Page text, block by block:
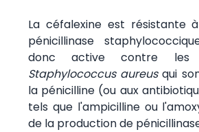
La céfalexine est résistante
pénicillinase
donc active contre les
Staphylococcus aureusqui
la pénicilline (ou aux
tels que l'ampicilline ou
de la production de